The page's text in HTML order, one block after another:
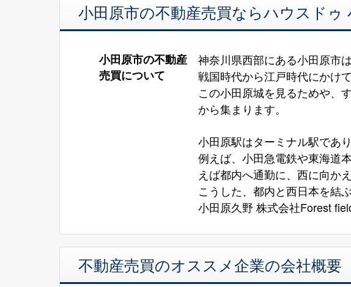
小田原市の不動産売買ならハウスド
小田原市の不動産
売買について
神奈川県西部にある小田原市
戦国時代から江戸時代にかけ
この小田原城を見るためや、
から集まります。
小田原駅はターミナル駅であ
例えば、小田急電鉄や東海道
えば都内へ通勤に、西に向か
こうした、都内と西日本を結
小田原久野 株式会社Forest
不動産売買のオススメ企業の会社概要